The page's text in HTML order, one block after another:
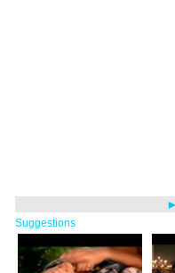
Suggestions